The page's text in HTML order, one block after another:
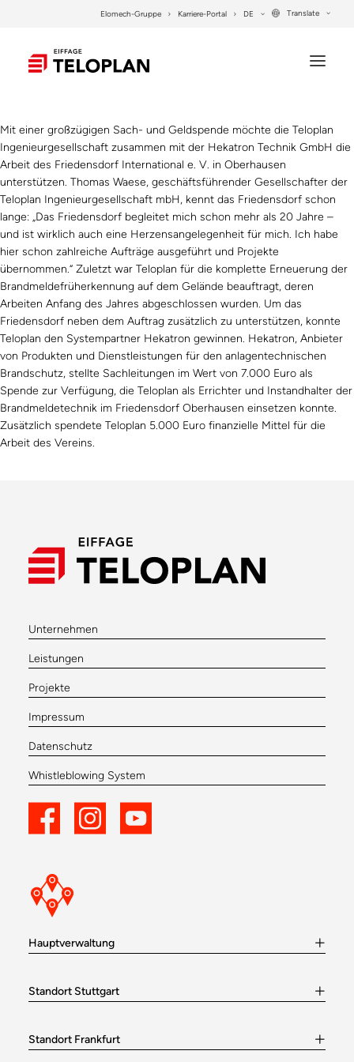
Elomech-Gruppe Karriere-Portal DE Translate
UNTERNEHMEN
LEISTUNGEN
PROJEKTE
SYSTEMLÖSUNGEN
KONTAKT
SEARCH
Mit einer großzügigen Sach- und Geldspende möchte die Teloplan
Ingenieurgesellschaft zusammen mit der Hekatron Technik GmbH die
Arbeit des Friedensdorf International e. V. in Oberhausen
unterstützen. Thomas Waese, geschäftsführender Gesellschafter der
Teloplan Ingenieurgesellschaft mbH, kennt das Friedensdorf schon
lange: „Das Friedensdorf begleitet mich schon mehr als 20 Jahre –
und ist wirklich auch eine Herzensangelegenheit für mich. Ich habe
hier schon zahlreiche Aufträge ausgeführt und Projekte
übernommen.“ Zuletzt war Teloplan für die komplette Erneuerung der
Brandmeldefrüherkennung auf dem Gelände beauftragt, deren
Arbeiten Anfang des Jahres abgeschlossen wurden. Um das
Friedensdorf neben dem Auftrag zusätzlich zu unterstützen, konnte
Teloplan den Systempartner Hekatron gewinnen. Hekatron, Anbieter
von Produkten und Dienstleistungen für den anlagentechnischen
Brandschutz, stellte Sachleitungen im Wert von 7.000 Euro als
Spende zur Verfügung, die Teloplan als Errichter und Instandhalter der
Brandmeldetechnik im Friedensdorf Oberhausen einsetzen konnte.
Zusätzlich spendete Teloplan 5.000 Euro finanzielle Mittel für die
Arbeit des Vereins.
Unternehmen
Leistungen
Projekte
Impressum
Datenschutz
Whistleblowing System
Hauptverwaltung
Standort Stuttgart
Standort Frankfurt